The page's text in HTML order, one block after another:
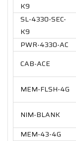
K9
SL-4330-SEC-
K9
PWR-4330-AC
CAB-ACE
MEM-FLSH-4G
NIM-BLANK
MEM-43-4G